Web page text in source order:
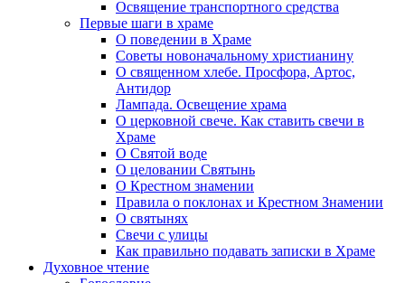
Освящение транспортного средства
Первые шаги в храме
О поведении в Храме
Советы новоначальному христианину
О священном хлебе. Просфора, Артос,
Антидор
Лампада. Освещение храма
О церковной свече. Как ставить свечи в
Храме
О Святой воде
О целовании Святынь
О Крестном знамении
Правила о поклонах и Крестном Знамении
О святынях
Свечи с улицы
Как правильно подавать записки в Храме
Духовное чтение